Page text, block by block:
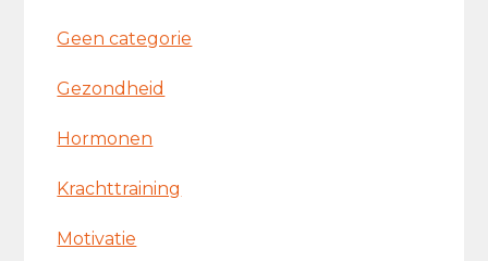
Geen categorie
Gezondheid
Hormonen
Krachttraining
Motivatie